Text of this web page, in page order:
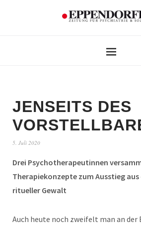
JENSEITS DES
5. Juli 2020
Drei Psychotherapeutinnen
Therapiekonzepte zum Ausstieg
ritueller Gewalt
Auch heute noch zweifelt man an der